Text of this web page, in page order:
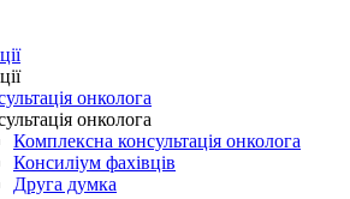
онколога
онколога
Комплексна консультація онколога
Консиліум фахівців
Друга думка